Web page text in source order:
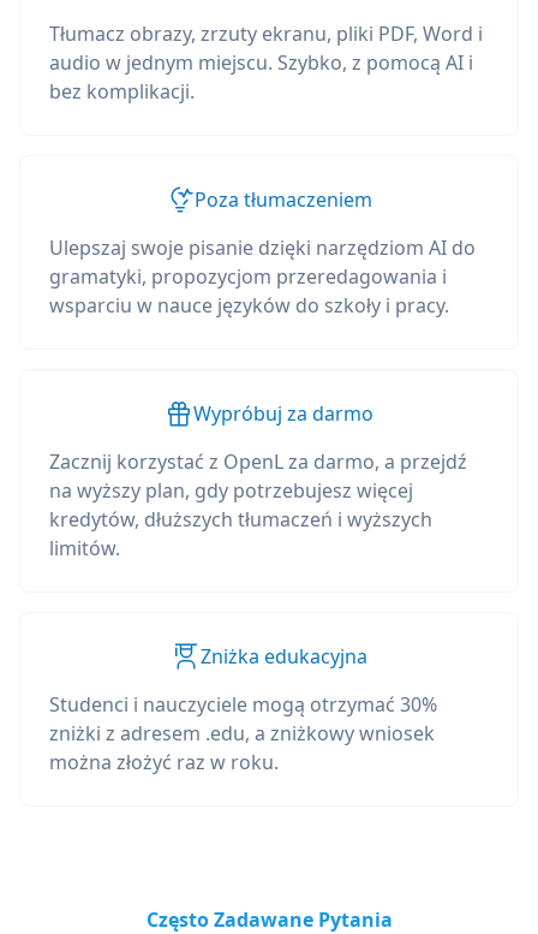
Tłumacz obrazy, zrzuty ekranu, pliki PDF, Word i
audio w jednym miejscu. Szybko, z pomocą AI i
bez komplikacji.
Poza tłumaczeniem
Ulepszaj swoje pisanie dzięki narzędziom AI do
gramatyki, propozycjom przeredagowania i
wsparciu w nauce języków do szkoły i pracy.
Wypróbuj za darmo
Zacznij korzystać z OpenL za darmo, a przejdź
na wyższy plan, gdy potrzebujesz więcej
kredytów, dłuższych tłumaczeń i wyższych
limitów.
Zniżka edukacyjna
Studenci i nauczyciele mogą otrzymać 30%
zniżki z adresem .edu, a zniżkowy wniosek
można złożyć raz w roku.
Często Zadawane Pytania